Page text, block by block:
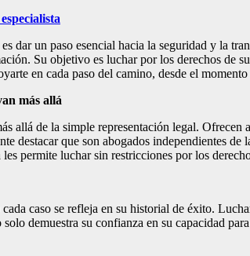
es dar un paso esencial hacia la seguridad y la
Su objetivo es luchar por los derechos de
en cada paso del camino, desde el
más allá
allá de la simple representación legal.
destacar que son abogados independientes
permite luchar sin restricciones por los
caso se refleja en su historial de éxito.
demuestra su confianza en su capacidad